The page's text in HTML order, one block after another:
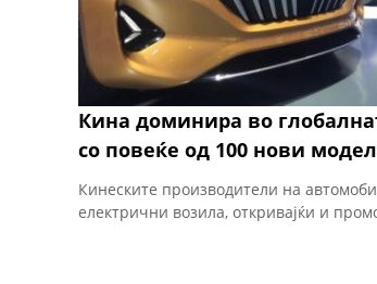
Кина доминира во
со повеќе од 100 нови
Кинеските производители на
електрични возила, откривајќи и